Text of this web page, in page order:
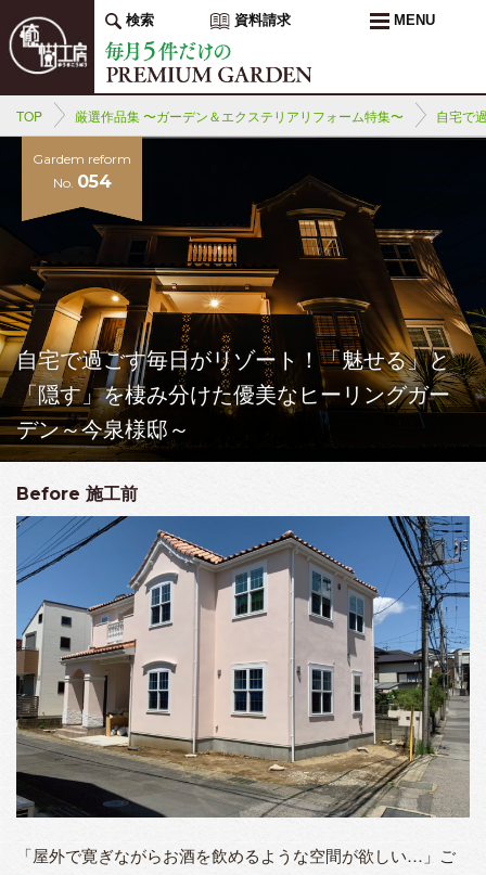
検索 資料請求 MENU
TOP 厳選作品集 〜ガーデン＆エクステリアリフォーム特集〜 自宅で
Gardem reform
No. 054
自宅で過ごす毎日がリゾート！「魅せる」と
「隠す」を棲み分けた優美なヒーリングガー
デン～今泉様邸～
Before 施工前
「屋外で寛ぎながらお酒を飲めるような空間が欲しい…」ご